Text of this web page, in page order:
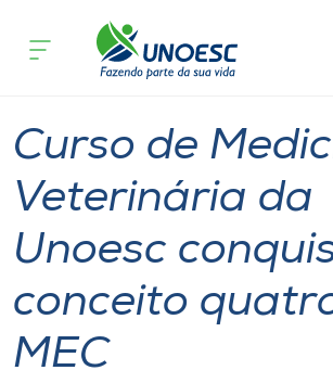
Cursos
Pesquisa
Atendimento ao Estudante
Portal de Ensino
acontece
Curso de
Veterinária da
Unoesc
conceito
MEC